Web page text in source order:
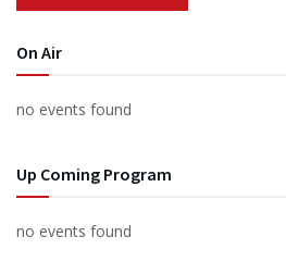
On Air
no events found
Up Coming Program
no events found